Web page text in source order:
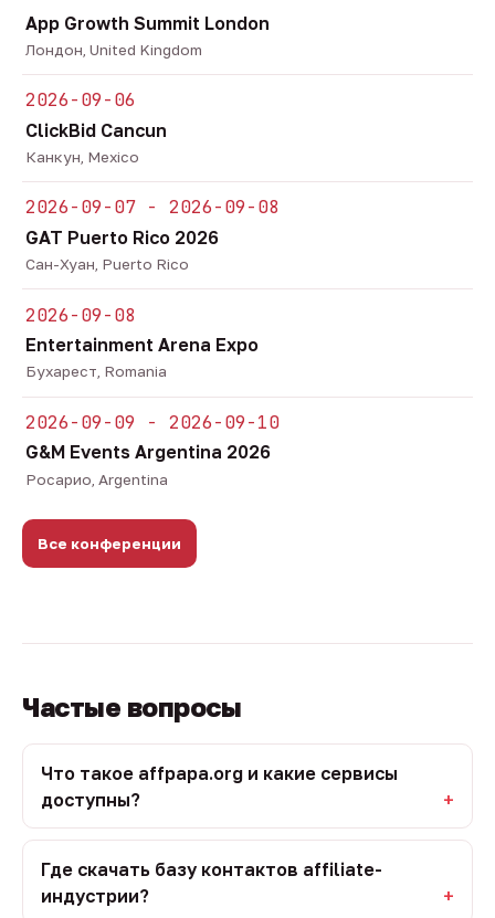
App Growth Summit London
Лондон, United Kingdom
2026-09-06
ClickBid Cancun
Канкун, Mexico
2026-09-07 - 2026-09-08
GAT Puerto Rico 2026
Сан-Хуан, Puerto Rico
2026-09-08
Entertainment Arena Expo
Бухарест, Romania
2026-09-09 - 2026-09-10
G&M Events Argentina 2026
Росарио, Argentina
Все конференции
Частые вопросы
Что такое affpapa.org и какие сервисы
доступны?
Где скачать базу контактов affiliate-
индустрии?